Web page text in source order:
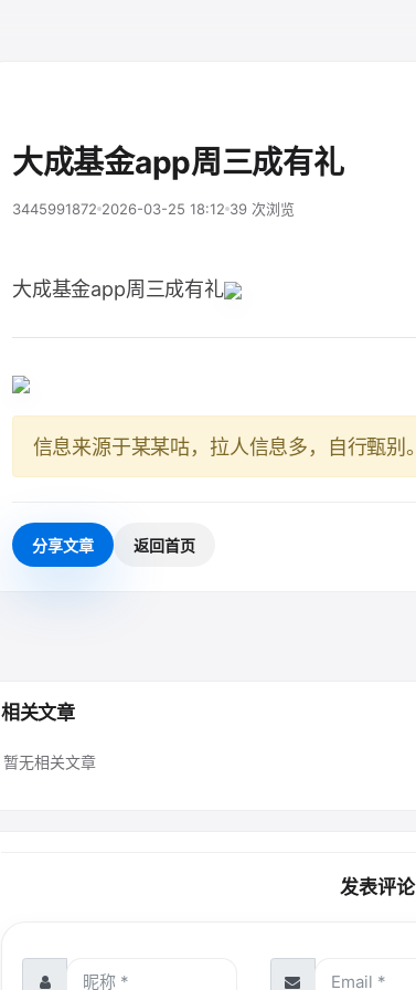
大成基金app周三成有礼
3445991872 2026-03-25 18:12 39 次浏览
大成基金app周三成有礼
信息来源于某某咕，拉人信息多，自行甄别。
分享文章 返回首页
相关文章
暂无相关文章
发表评论